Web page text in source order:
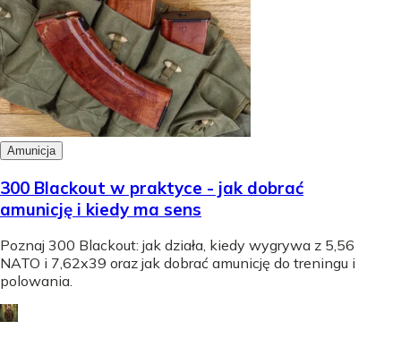
Amunicja
300 Blackout w praktyce - jak dobrać
amunicję i kiedy ma sens
Poznaj 300 Blackout: jak działa, kiedy wygrywa z 5,56
NATO i 7,62x39 oraz jak dobrać amunicję do treningu i
polowania.